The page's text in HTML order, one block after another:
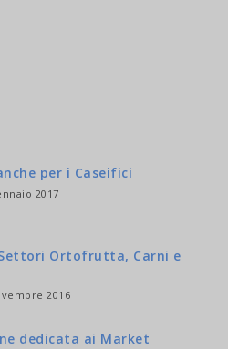
per i Caseifici
2017
Ortofrutta, Carni e
2016
dedicata ai Market